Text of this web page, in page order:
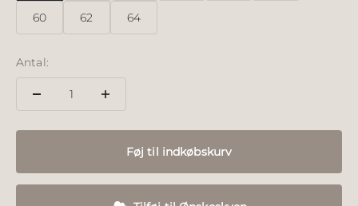
60 62 64
Antal:
Føj til indkøbskurv